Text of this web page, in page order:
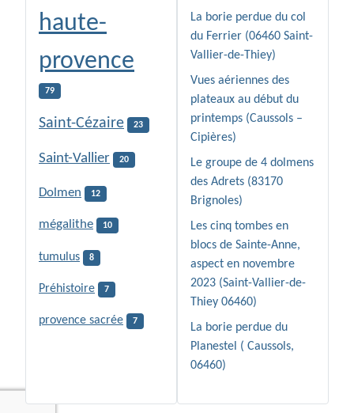
haute-
provence
79
Saint-Cézaire 23
Saint-Vallier 20
Dolmen 12
mégalithe 10
tumulus 8
Préhistoire 7
provence sacrée 7
La borie perdue du col
du Ferrier (06460 Saint-
Vallier-de-Thiey)
Vues aériennes des
plateaux au début du
printemps (Caussols –
Cipières)
Le groupe de 4 dolmens
des Adrets (83170
Brignoles)
Les cinq tombes en
blocs de Sainte-Anne,
aspect en novembre
2023 (Saint-Vallier-de-
Thiey 06460)
La borie perdue du
Planestel ( Caussols,
06460)